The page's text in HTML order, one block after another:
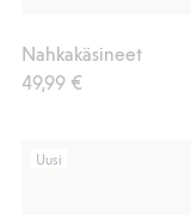
Nahkakäsineet
49,99 €
Uusi